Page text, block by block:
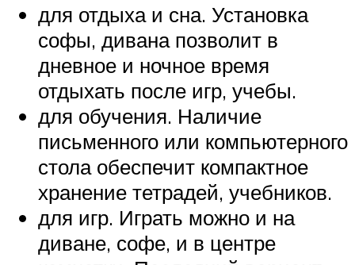
для отдыха и сна. Установка
софы, дивана позволит в
дневное и ночное время
отдыхать после игр, учебы.
для обучения. Наличие
письменного или компьютерного
стола обеспечит компактное
хранение тетрадей, учебников.
для игр. Играть можно и на
диване, софе, и в центре